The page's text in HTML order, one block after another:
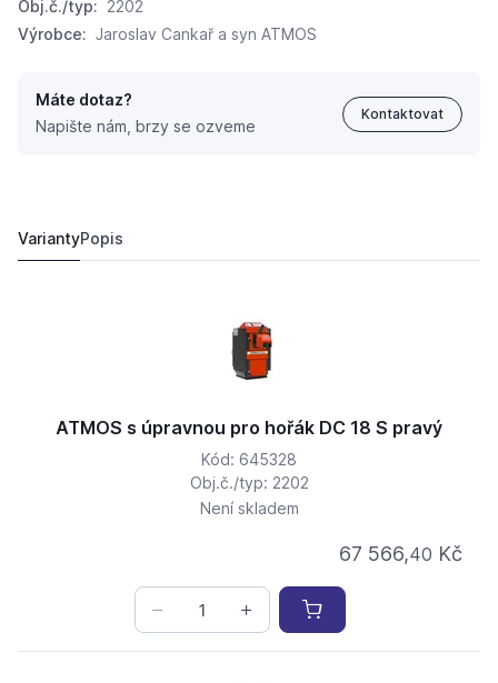
Obj.č./typ: 2202
Výrobce: Jaroslav Cankař a syn ATMOS
Máte dotaz?
Napište nám, brzy se ozveme
Kontaktovat
VariantyPopis
ATMOS s úpravnou pro hořák DC 18 S pravý
Kód: 645328
Obj.č./typ: 2202
Není skladem
67 566,40 Kč